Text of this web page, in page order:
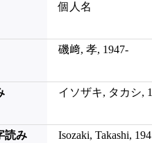
個人名
磯﨑, 孝, 1947-
イソザキ, タカシ,
読み Isozaki, Takashi,